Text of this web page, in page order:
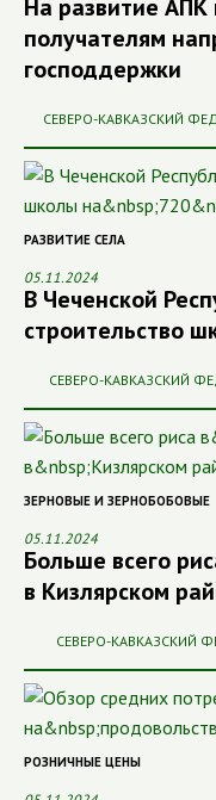
На развитие АПК
получателям
господдержки
СЕВЕРО-КАВКАЗСКИЙ
РАЗВИТИЕ СЕЛА
05.11.2024
В Чеченской
строительство
СЕВЕРО-КАВКАЗСКИЙ
ЗЕРНОВЫЕ И ЗЕРНОБОБОВЫЕ
05.11.2024
Больше всего
в Кизлярском
СЕВЕРО-КАВКАЗСКИЙ
РОЗНИЧНЫЕ ЦЕНЫ